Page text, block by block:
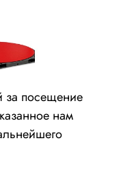
за посещение
нам